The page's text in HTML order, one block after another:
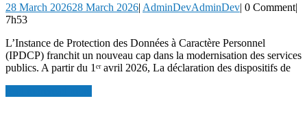
28 March 202628 March 2026| AdminDevAdminDev| 0 Comment|
7h53
L’Instance de Protection des Données à Caractère Personnel
(IPDCP) franchit un nouveau cap dans la modernisation des services
publics. A partir du 1ᵉʳ avril 2026, La déclaration des dispositifs de